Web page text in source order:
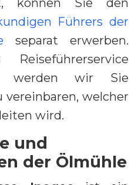
Führers der
separat erwerben.
werden wir Sie
welcher
wird.
und
der Ölmühle